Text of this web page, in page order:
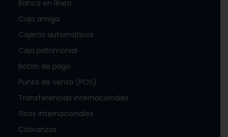
Banca en línea
Caja amiga
Cajeros automáticos
Caja patrimonial
Botón de pago
Punto de venta (POS)
Transferencias internacionales
Giros internacionales
Cobranzas